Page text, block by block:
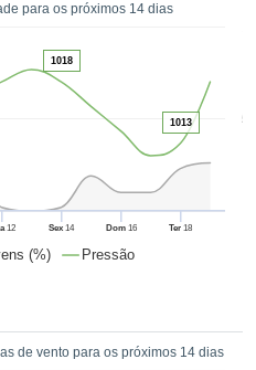
para os próximos 14 dias
(%) Pressão
50
12 Sex 14 Dom16 Ter 18
1018
1013
de vento para os próximos 14 dias